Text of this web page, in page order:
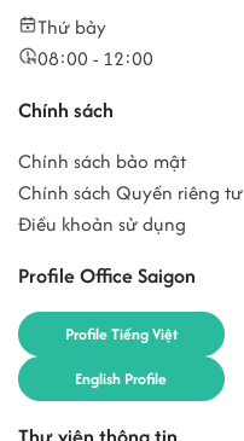
Thứ bảy
08:00 - 12:00
Chính sách
Chính sách bảo mật
Chính sách Quyền riêng tư
Điều khoản sử dụng
Profile Office Saigon
Profile Tiếng Việt
English Profile